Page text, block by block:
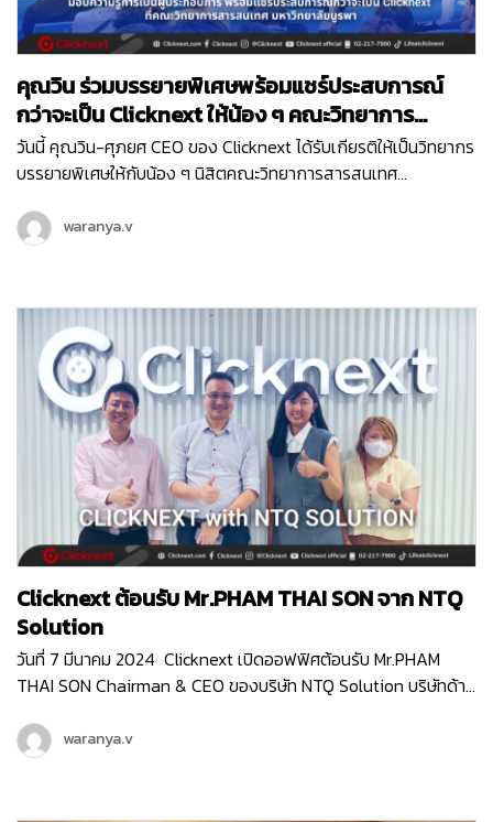
คุณวิน ร่วมบรรยายพิเศษพร้อมแชร์ประสบการณ์
กว่าจะเป็น Clicknext ให้น้อง ๆ คณะวิทยาการ
สารสนเทศ ม.บูรพา
วันนี้ คุณวิน-ศุภยศ CEO ของ Clicknext ได้รับเกียรติให้เป็นวิทยากร
บรรยายพิเศษให้กับน้อง ๆ นิสิตคณะวิทยาการสารสนเทศ
Newly formed ventures, small to medium size growth-
oriented ventures and entrepreneurial ventures within
ดี ๆ ในโครงการแลกเปลี่ยนความรู้การเป็นผู้ประกอบการ เพื่อให้นิสิต
ได้มีทักษะและความรู้ที่จำเป็นในการประกอบธุรกิจจากผู้มี
ประสบการณ์โดยตรงค่ะ น้อง ๆ นิสิตที่เข้าร่วมในวันนี้ ก็ได้รับองค์
ความรู้ไปแบบจัดเต็ม ตั้งแต่เรื่องโครงสร้างธุรกิจ การทำธุรกิจต้อง
เริ่มยังไง พร้อมรับฟังการแชร์ประสบการณ์ตรงจากคุณวิน ถึงที่มา
ของการสร้าง Clicknext อีกด้วย
waranya.v
Clicknext ต้อนรับ Mr.PHAM THAI SON จาก NTQ
Solution
วันที่ 7 มีนาคม 2024 Clicknext เปิดออฟฟิศต้อนรับ Mr.PHAM
THAI SON Chairman & CEO ของบริษัท NTQ Solution บริษัทด้าน
มากกว่าเราตั้ง10เท่า! ) Mr.SON เข้ามาเยี่ยมชมบริษัท Clicknext และ
ร่วมพูดคุยกับคุณวิน CEO ของเรา ถึงความสนใจใน IT Solution
waranya.v